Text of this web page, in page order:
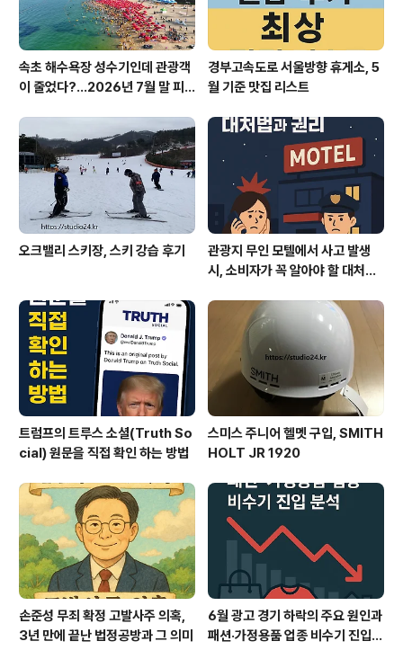
속초 해수욕장 성수기인데 관광객
이 줄었다?…2026년 7월 말 피
경부고속도로 서울방향 휴게소, 5
월 기준 맛집 리스트
오크밸리 스키장, 스키 강습 후기
관광지 무인 모텔에서 사고 발생
시, 소비자가 꼭 알아야 할 대처법
트럼프의 트루스 소셜(Truth So
cial) 원문을 직접 확인 하는 방법
스미스 주니어 헬멧 구입, SMITH
HOLT JR 1920
손준성 무죄 확정 고발사주 의혹,
3년 만에 끝난 법정공방과 그 의미
6월 광고 경기 하락의 주요 원인과
패션·가정용품 업종 비수기 진입